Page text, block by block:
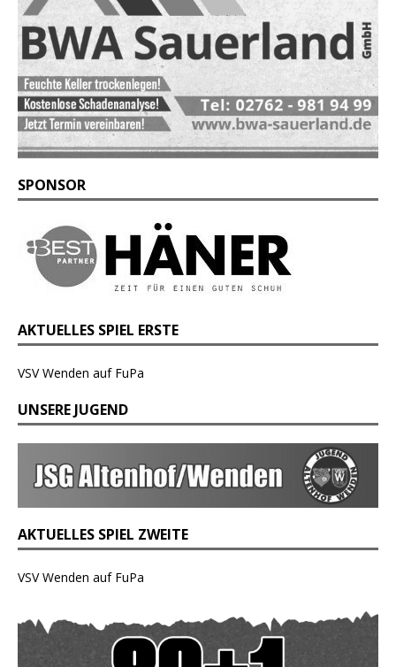
SPONSOR
AKTUELLES SPIEL ERSTE
VSV Wenden auf FuPa
UNSERE JUGEND
AKTUELLES SPIEL ZWEITE
VSV Wenden auf FuPa